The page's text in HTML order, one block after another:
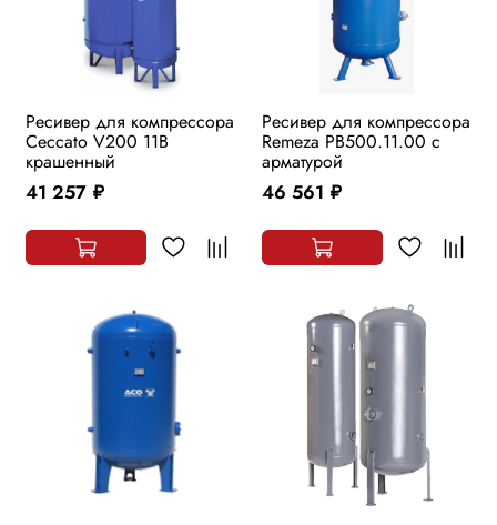
Ресивер для компрессора
Ceccato V200 11B
крашенный
41 257 руб.
Ресивер для компрессора
Remeza РВ500.11.00 с
арматурой
46 561 руб.